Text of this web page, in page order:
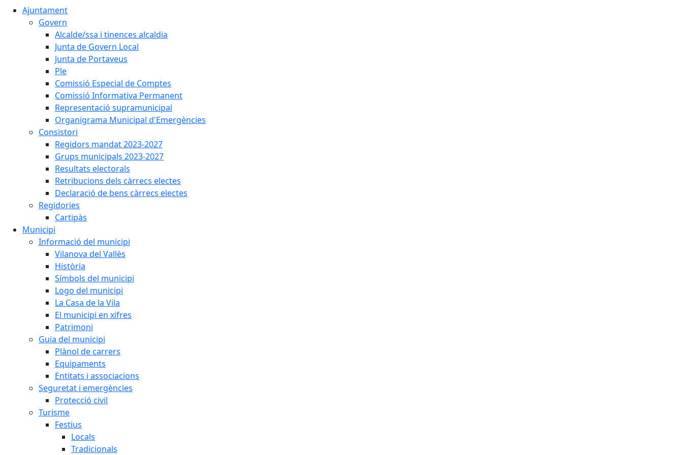
Ajuntament
Govern
Alcalde/ssa i tinences alcaldia
Junta de Govern Local
Junta de Portaveus
Ple
Comissió Especial de Comptes
Comissió Informativa Permanent
Representació supramunicipal
Organigrama Municipal d'Emergències
Consistori
Regidors mandat 2023-2027
Grups municipals 2023-2027
Resultats electorals
Retribucions dels càrrecs electes
Declaració de bens càrrecs electes
Regidories
Cartipàs
Municipi
Informació del municipi
Vilanova del Vallès
Història
Símbols del municipi
Logo del municipi
La Casa de la Vila
El municipi en xifres
Patrimoni
Guia del municipi
Plànol de carrers
Equipaments
Entitats i associacions
Seguretat i emergències
Protecció civil
Turisme
Festius
Locals
Tradicionals